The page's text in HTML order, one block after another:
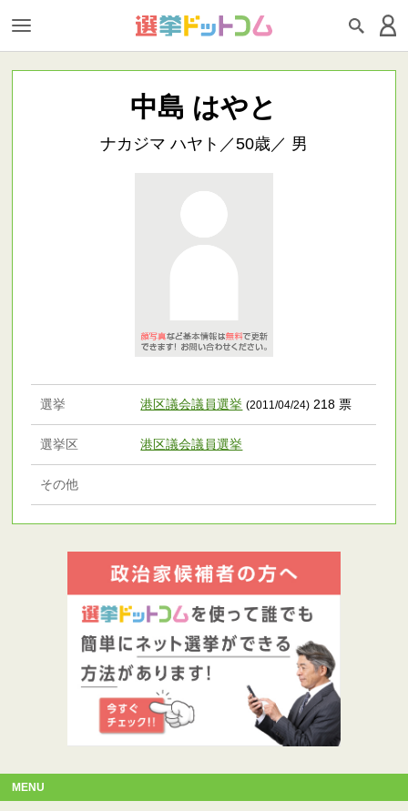
中島 はやと
ナカジマ ハヤト／50歳／ 男
選挙 港区議会議員選挙 (2011/04/24) 218 票
選挙区 港区議会議員選挙
その他
MENU